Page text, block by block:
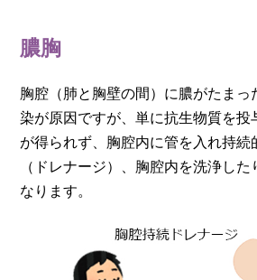
膿胸
胸腔（肺と胸壁の間）に膿がたまっ
染が原因ですが、単に抗生物質を投
が得られず、胸腔内に管を入れ持続
（ドレナージ）、胸腔内を洗浄し
なります。